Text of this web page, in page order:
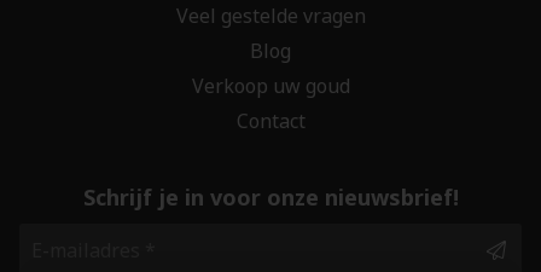
Veel gestelde vragen
Blog
Verkoop uw goud
Contact
Schrijf je in voor onze nieuwsbrief!